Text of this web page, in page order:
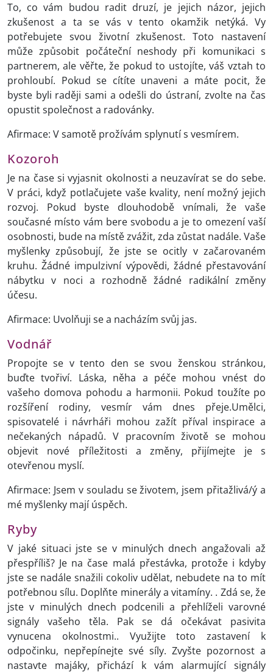
To, co vám budou radit druzí, je jejich názor, jejich
zkušenost a ta se vás v tento okamžik netýká. Vy
potřebujete svou životní zkušenost. Toto nastavení
může způsobit počáteční neshody při komunikaci s
partnerem, ale věřte, že pokud to ustojíte, váš vztah to
prohloubí. Pokud se cítíte unaveni a máte pocit, že
byste byli raději sami a odešli do ústraní, zvolte na čas
opustit společnost a radovánky.
Afirmace: V samotě prožívám splynutí s vesmírem.
Kozoroh
Je na čase si vyjasnit okolnosti a neuzavírat se do sebe.
V práci, když potlačujete vaše kvality, není možný jejich
rozvoj. Pokud byste dlouhodobě vnímali, že vaše
současné místo vám bere svobodu a je to omezení vaší
osobnosti, bude na místě zvážit, zda zůstat nadále. Vaše
myšlenky způsobují, že jste se ocitly v začarovaném
kruhu. Žádné impulzivní výpovědi, žádné přestavování
nábytku v noci a rozhodně žádné radikální změny
účesu.
Afirmace: Uvolňuji se a nacházím svůj jas.
Vodnář
Propojte se v tento den se svou ženskou stránkou,
buďte tvořiví. Láska, něha a péče mohou vnést do
vašeho domova pohodu a harmonii. Pokud toužíte po
rozšíření rodiny, vesmír vám dnes přeje.Umělci,
spisovatelé i návrháři mohou zažít příval inspirace a
nečekaných nápadů. V pracovním životě se mohou
objevit nové příležitosti a změny, přijímejte je s
otevřenou myslí.
Afirmace: Jsem v souladu se životem, jsem přitažlivá/ý a
mé myšlenky mají úspěch.
Ryby
V jaké situaci jste se v minulých dnech angažovali až
přespříliš? Je na čase malá přestávka, protože i kdyby
jste se nadále snažili cokoliv udělat, nebudete na to mít
potřebnou sílu. Doplňte minerály a vitamíny. . Zdá se, že
jste v minulých dnech podcenili a přehlíželi varovné
signály vašeho těla. Pak se dá očekávat pasivita
vynucena okolnostmi.. Využijte toto zastavení k
odpočinku, nepřepínejte své síly. Zvyšte pozornost a
nastavte majáky, přichází k vám alarmující signály